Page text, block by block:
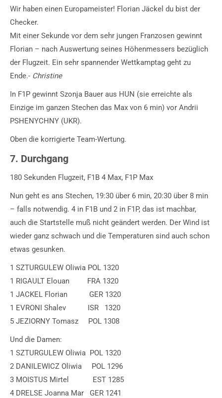
Wir haben einen Europameister! Florian Jäckel du bist der
Checker.
Mit einer Sekunde vor dem sehr jungen Franzosen gewinnt
Florian – nach Auswertung seines Höhenmessers bezüglich
der Flugzeit. Ein sehr spannender Wettkamptag geht zu
Ende.- Christine
In F1P gewinnt Szonja Bauer aus HUN (sie erreichte als
Einzige im ganzen Stechen das Max von 6 min) vor Andrii
PSHENYCHNY (UKR).
Oben die korrigierte Team-Wertung.
7. Durchgang
180 Sekunden Flugzeit, F1B 4 Max, F1P Max
Nun geht es ans Stechen, 19:30 über 6 min, 20:30 über 8 min
– falls notwendig. 4 in F1B und 2 in F1P, das ist machbar,
auch die Startstelle muß nicht geändert werden. Der Wind ist
wieder ganz schwach und die Temperaturen sind auch schon
etwas gesunken.
1 SZTURGULEW Oliwia POL 1320
1 RIGAULT Elouan FRA 1320
1 JACKEL Florian GER 1320
1 EVRONI Shalev ISR 1320
5 JEZIORNY Tomasz POL 1308
Und die Damen:
1 SZTURGULEW Oliwia POL 1320
2 DANILEWICZ Oliwia POL 1296
3 MOISTUS Mirtel EST 1285
4 DRELSE Joanna Mar GER 1241